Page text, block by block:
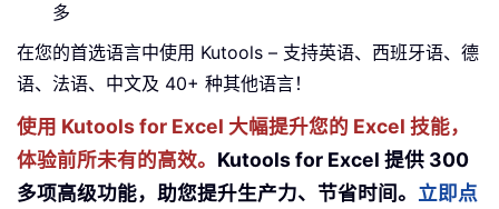
多
在您的首选语言中使用 Kutools – 支持英语、西班牙语、德
语、法语、中文及 40+ 种其他语言！
使用 Kutools for Excel 大幅提升您的 Excel 技能，
体验前所未有的高效。 Kutools for Excel 提供 300
多项高级功能，助您提升生产力、节省时间。 立即点